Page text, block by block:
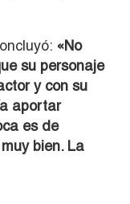
«No
su personaje
y con su
aportar
es de
bien. La